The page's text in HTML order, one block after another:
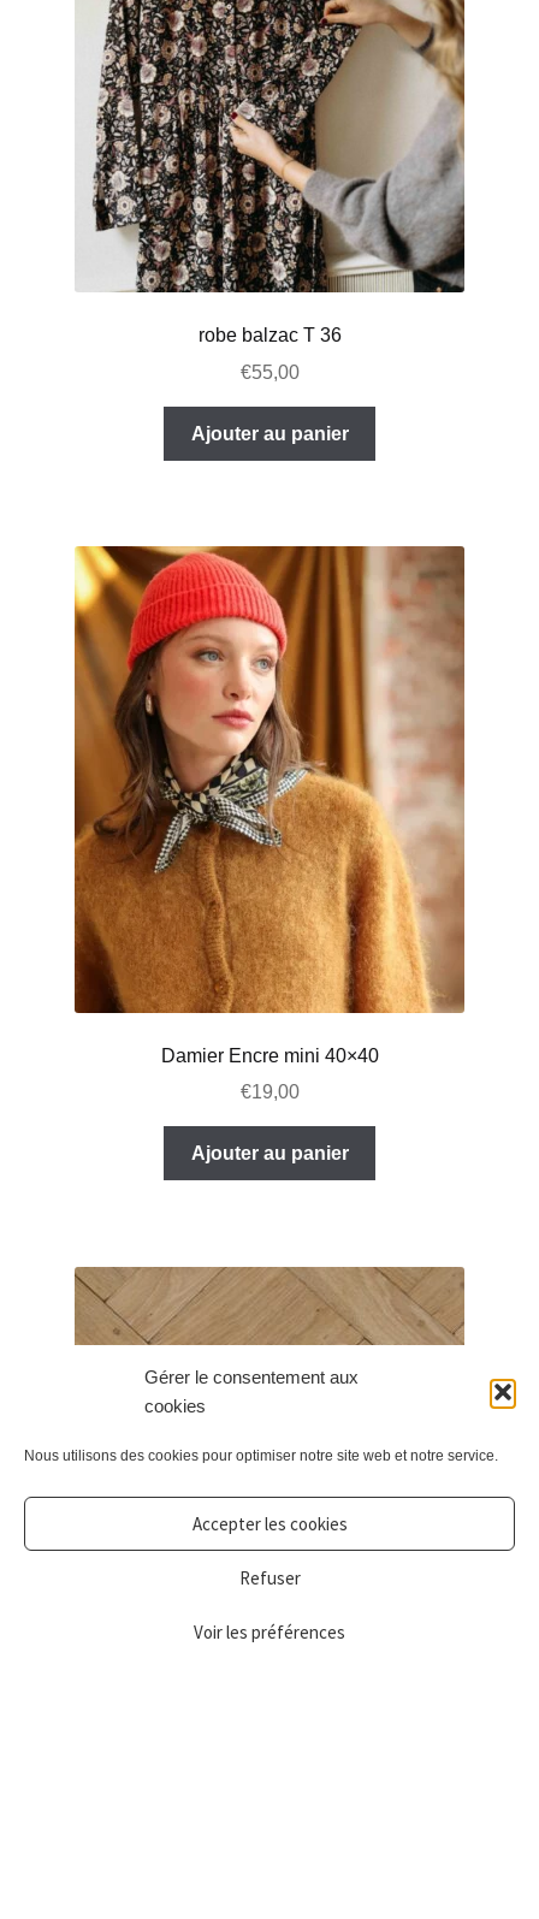
Gérer le consentement aux
cookies
Nous utilisons des cookies pour optimiser notre site web et notre service.
Accepter les cookies
Refuser
Voir les préférences
robe balzac T 36
€55,00
Ajouter au panier
Damier Encre mini 40×40
€19,00
Ajouter au panier